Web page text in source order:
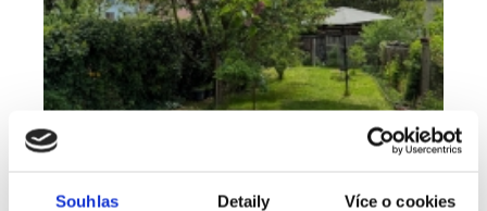
Souhlas Detaily Více o cookies